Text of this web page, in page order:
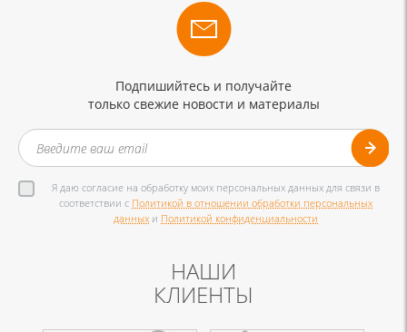
Подпишийтесь и получайте
только свежие новости и материалы
Я даю согласие на обработку моих персональных данных для связи в
соответствии с Политикой в отношении обработки персональных
данных и Политикой конфиденциальности
НАШИ
КЛИЕНТЫ